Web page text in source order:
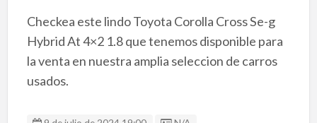
Checkea este lindo Toyota Corolla Cross Se-g
Hybrid At 4×2 1.8 que tenemos disponible para
la venta en nuestra amplia seleccion de carros
usados.